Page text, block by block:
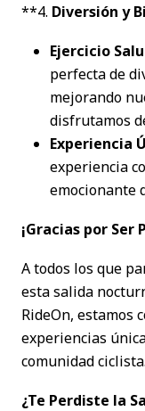
**4. Diversión y
Ejercicio
perfecta de
mejorando
disfrutamos
Experiencia
experiencia
emocionante
¡Gracias por Ser
A todos los que
esta salida
RideOn, estamos
experiencias
comunidad ciclista.
¿Te Perdiste la